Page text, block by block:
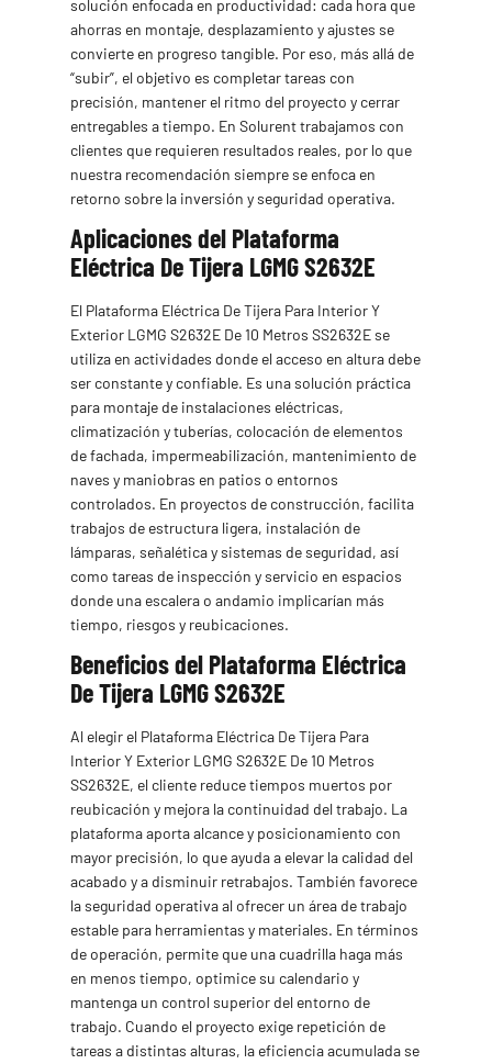
solución enfocada en productividad: cada hora que
ahorras en montaje, desplazamiento y ajustes se
convierte en progreso tangible. Por eso, más allá de
“subir”, el objetivo es completar tareas con
precisión, mantener el ritmo del proyecto y cerrar
entregables a tiempo. En Solurent trabajamos con
clientes que requieren resultados reales, por lo que
nuestra recomendación siempre se enfoca en
retorno sobre la inversión y seguridad operativa.
Aplicaciones del Plataforma
Eléctrica De Tijera LGMG S2632E
El Plataforma Eléctrica De Tijera Para Interior Y
Exterior LGMG S2632E De 10 Metros SS2632E se
utiliza en actividades donde el acceso en altura debe
ser constante y confiable. Es una solución práctica
para montaje de instalaciones eléctricas,
climatización y tuberías, colocación de elementos
de fachada, impermeabilización, mantenimiento de
naves y maniobras en patios o entornos
controlados. En proyectos de construcción, facilita
trabajos de estructura ligera, instalación de
lámparas, señalética y sistemas de seguridad, así
como tareas de inspección y servicio en espacios
donde una escalera o andamio implicarían más
tiempo, riesgos y reubicaciones.
Beneficios del Plataforma Eléctrica
De Tijera LGMG S2632E
Al elegir el Plataforma Eléctrica De Tijera Para
Interior Y Exterior LGMG S2632E De 10 Metros
SS2632E, el cliente reduce tiempos muertos por
reubicación y mejora la continuidad del trabajo. La
plataforma aporta alcance y posicionamiento con
mayor precisión, lo que ayuda a elevar la calidad del
acabado y a disminuir retrabajos. También favorece
la seguridad operativa al ofrecer un área de trabajo
estable para herramientas y materiales. En términos
de operación, permite que una cuadrilla haga más
en menos tiempo, optimice su calendario y
mantenga un control superior del entorno de
trabajo. Cuando el proyecto exige repetición de
tareas a distintas alturas, la eficiencia acumulada se